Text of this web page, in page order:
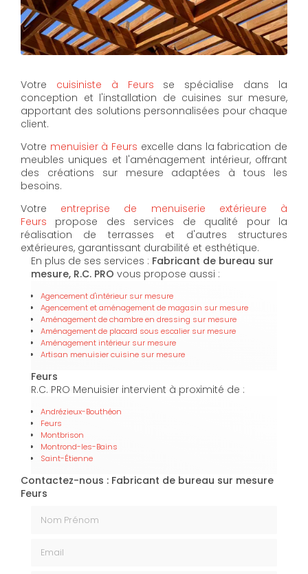
Votre cuisiniste à Feurs se spécialise dans la
conception et l'installation de cuisines sur mesure,
apportant des solutions personnalisées pour chaque
client.
Votre menuisier à Feurs excelle dans la fabrication de
meubles uniques et l'aménagement intérieur, offrant
des créations sur mesure adaptées à tous les
besoins.
Votre entreprise de menuiserie extérieure à
Feurs propose des services de qualité pour la
réalisation de terrasses et d'autres structures
extérieures, garantissant durabilité et esthétique.
En plus de ses services : Fabricant de bureau sur
mesure, R.C. PRO vous propose aussi :
Agencement d'intérieur sur mesure
Agencement et aménagement de magasin sur mesure
Aménagement de chambre en dressing sur mesure
Aménagement de placard sous escalier sur mesure
Aménagement intérieur sur mesure
Artisan menuisier cuisine sur mesure
Feurs
R.C. PRO Menuisier intervient à proximité de :
Andrézieux-Bouthéon
Feurs
Montbrison
Montrond-les-Bains
Saint-Étienne
Contactez-nous : Fabricant de bureau sur mesure
Feurs